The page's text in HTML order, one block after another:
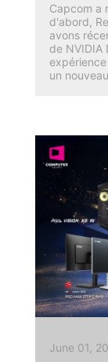
Capcom a
d'abord,
avons
de NVIDIA
expérience
un
June 01,